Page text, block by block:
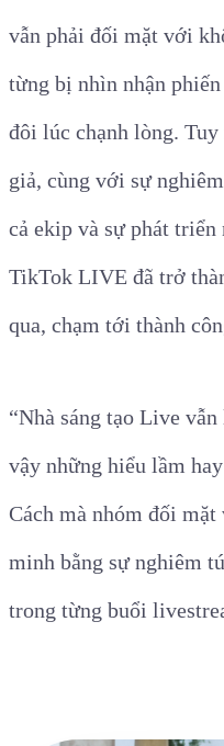
vẫn phải đối mặt với
từng bị nhìn nhận
đôi lúc chạnh lòng. Tuy
giả, cùng với sự
cả ekip và sự phát triển
TikTok LIVE đã trở
qua, chạm tới thành
“Nhà sáng tạo Live
vậy những hiểu lầm
Cách mà nhóm đối
minh bằng sự nghiêm
trong từng buổi